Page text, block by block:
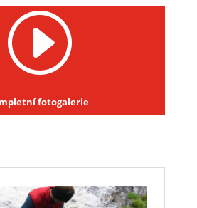
I
fotogalerie